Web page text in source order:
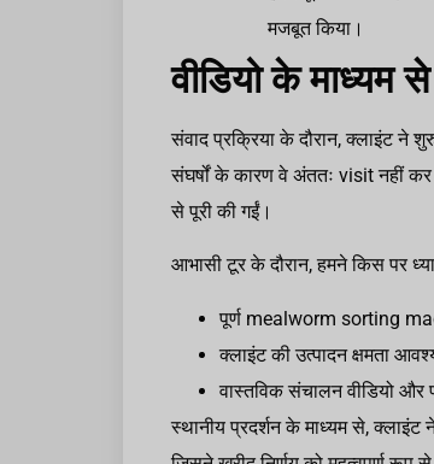
मजबूत किया।
वीडियो के माध्यम
संवाद प्रक्रिया के दौरान, क्लाइंट ने
संघर्षों के कारण वे अंततः visit नहीं
से पूरी की गईं।
आभासी टूर के दौरान, हमने किस पर
पूर्ण mealworm sorting
क्लाइंट की उत्पादन क्षमता
वास्तविक संचालन वीडियो और
स्थानीय प्रदर्शन के माध्यम से,